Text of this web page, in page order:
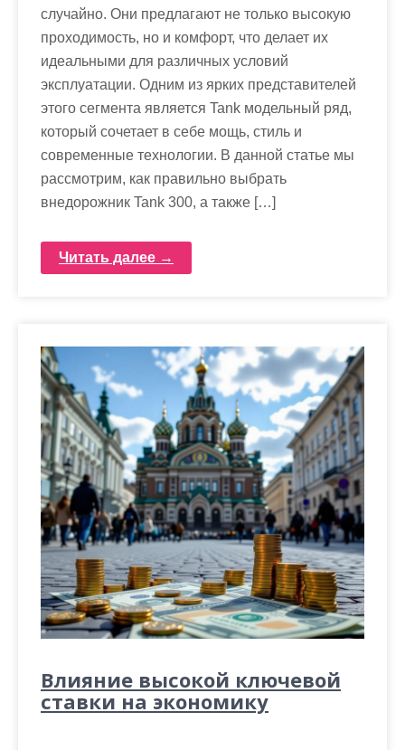
случайно. Они предлагают не только высокую
проходимость, но и комфорт, что делает их
идеальными для различных условий
эксплуатации. Одним из ярких представителей
этого сегмента является Tank модельный ряд,
который сочетает в себе мощь, стиль и
современные технологии. В данной статье мы
рассмотрим, как правильно выбрать
внедорожник Tank 300, а также […]
Читать далее →
Влияние высокой ключевой
ставки на экономику